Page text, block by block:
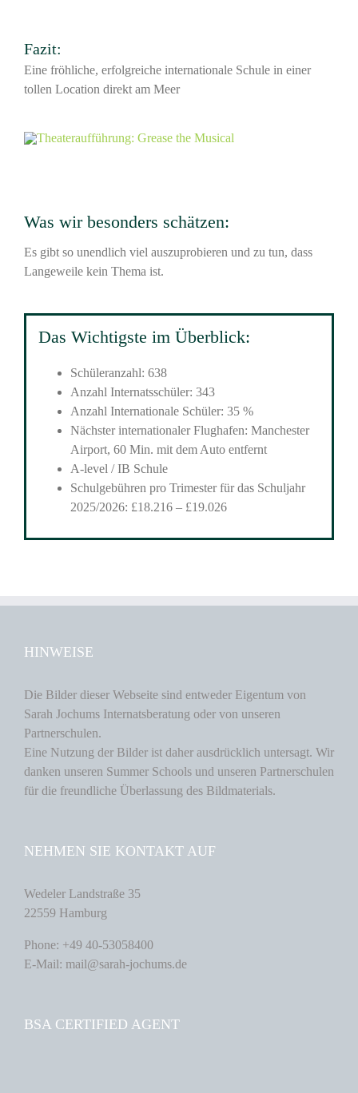
Fazit:
Eine fröhliche, erfolgreiche internationale Schule in einer
tollen Location direkt am Meer
Was wir besonders schätzen:
Es gibt so unendlich viel auszuprobieren und zu tun, dass
Langeweile kein Thema ist.
Das Wichtigste im Überblick:
Schüleranzahl: 638
Anzahl Internatsschüler: 343
Anzahl Internationale Schüler: 35 %
Nächster internationaler Flughafen: Manchester
Airport, 60 Min. mit dem Auto entfernt
A-level / IB Schule
Schulgebühren pro Trimester für das Schuljahr
2025/2026: £18.216 – £19.026
HINWEISE
Die Bilder dieser Webseite sind entweder Eigentum von
Sarah Jochums Internatsberatung oder von unseren
Partnerschulen.
Eine Nutzung der Bilder ist daher ausdrücklich untersagt. Wir
danken unseren Summer Schools und unseren Partnerschulen
für die freundliche Überlassung des Bildmaterials.
NEHMEN SIE KONTAKT AUF
Wedeler Landstraße 35
22559 Hamburg
Phone: +49 40-53058400
E-Mail: mail@sarah-jochums.de
BSA CERTIFIED AGENT